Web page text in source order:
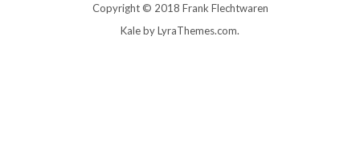
Copyright © 2018 Frank Flechtwaren
Kaleby LyraThemes.com.